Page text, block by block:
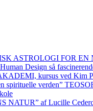
ASTROLOGI FOR EN
Design så
kursus ved Kim
spirituelle verden”
NATUR” af Lucille